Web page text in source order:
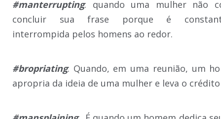
#manterrupting: quando uma mulher não
concluir sua frase porque é
interrompida pelos homens ao redor.
#bropriating: Quando, em uma reunião, um
apropria da ideia de uma mulher e leva o